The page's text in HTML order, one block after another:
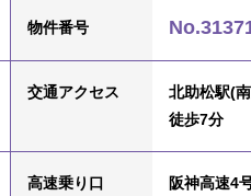
物件番号
交通アクセス
北助松駅(
徒歩7分
高速乗り口 阪神高速4